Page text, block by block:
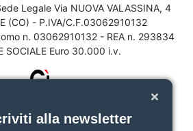
Legale Via NUOVA VALASSINA, 4
(CO) - P.IVA/C.F.03062910132
n. 03062910132 - REA n. 293834
SOCIALE Euro 30.000 i.v.
alla newsletter